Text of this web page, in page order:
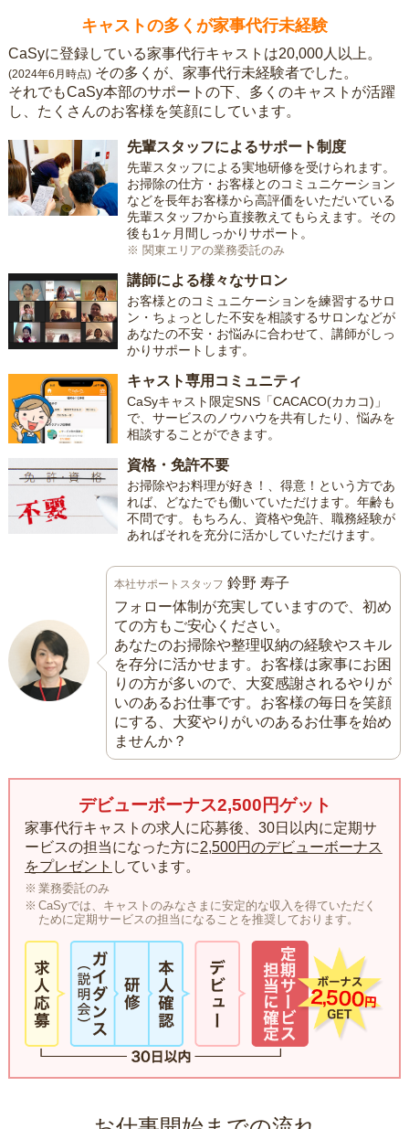
キャストの多くが家事代行未経験
CaSyに登録している家事代行キャストは20,000人以上。
(2024年6月時点) その多くが、家事代行未経験者でした。
それでもCaSy本部のサポートの下、多くのキャストが活躍
し、たくさんのお客様を笑顔にしています。
先輩スタッフによるサポート制度
先輩スタッフによる実地研修を受けられます。
お掃除の仕方・お客様とのコミュニケーション
などを長年お客様から高評価をいただいている
先輩スタッフから直接教えてもらえます。その
後も1ヶ月間しっかりサポート。
※ 関東エリアの業務委託のみ
講師による様々なサロン
お客様とのコミュニケーションを練習するサロ
ン・ちょっとした不安を相談するサロンなどが
あなたの不安・お悩みに合わせて、講師がしっ
かりサポートします。
キャスト専用コミュニティ
CaSyキャスト限定SNS「CACACO(カカコ)」
で、サービスのノウハウを共有したり、悩みを
相談することができます。
資格・免許不要
お掃除やお料理が好き！、得意！という方であ
れば、どなたでも働いていただけます。年齢も
不問です。もちろん、資格や免許、職務経験が
あればそれを充分に活かしていただけます。
本社サポートスタッフ 鈴野 寿子
フォロー体制が充実していますので、初め
ての方もご安心ください。
あなたのお掃除や整理収納の経験やスキル
を存分に活かせます。お客様は家事にお困
りの方が多いので、大変感謝されるやりが
いのあるお仕事です。お客様の毎日を笑顔
にする、大変やりがいのあるお仕事を始め
ませんか？
デビューボーナス2,500円ゲット
家事代行キャストの求人に応募後、30日以内に定期サ
ービスの担当になった方に2,500円のデビューボーナス
をプレゼント しています。
業務委託のみ
CaSyでは、キャストのみなさまに安定的な収入を得ていただく
ために定期サービスの担当になることを推奨しております。